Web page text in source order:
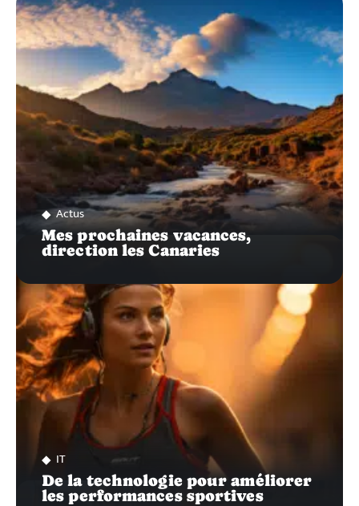
SUR…
Actus
Mes prochaines vacances,
direction les Canaries
IT
De la technologie pour améliorer
les performances sportives